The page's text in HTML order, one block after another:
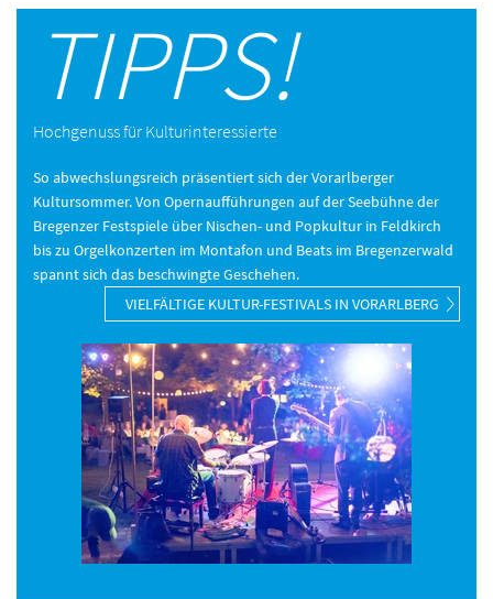
TIPPS!
Hochgenuss für Kulturinteressierte
So abwechslungsreich präsentiert sich der Vorarlberger
Kultursommer. Von Opernaufführungen auf der Seebühne der
Bregenzer Festspiele über Nischen- und Popkultur in Feldkirch
bis zu Orgelkonzerten im Montafon und Beats im Bregenzerwald
spannt sich das beschwingte Geschehen.
VIELFÄLTIGE KULTUR-FESTIVALS IN VORARLBERG